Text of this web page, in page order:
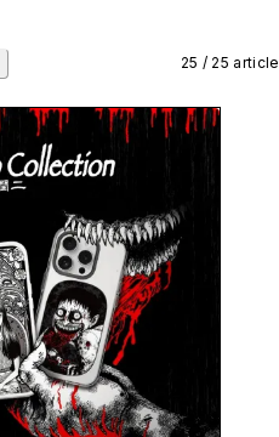
25 / 25